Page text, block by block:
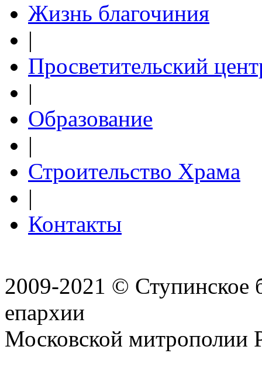
Жизнь благочиния
|
Просветительский
|
Образование
|
Строительство Храма
|
Контакты
2009-2021 © Ступинское
епархии
Московской митрополии